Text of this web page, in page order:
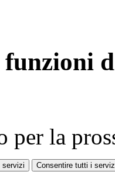
funzioni
per la
servizi Consentire tutti i